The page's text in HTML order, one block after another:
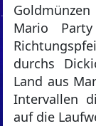
Mario
durchs
Land aus
Intervallen
auf die